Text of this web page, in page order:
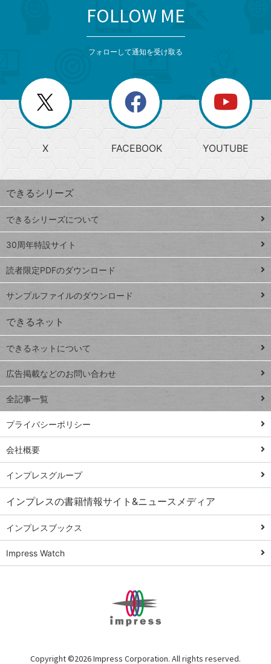
じ
る
search
検
索
上
昇
ワ
ー
ド
Google
スプレ
ッドシ
ート
iPhone
VLOOKUP
close
閉じ
る
閉
じ
る
ー
か
ら
探
す
ト
ッ
プ
ペ
ジ
連載
Excel Q&A
トイアンナ流仕
事術
PowerAutomate
ではじめる業務
の完全自動化
AI議事録作成術
Windows 11
Q&A
Teams踏み込み
活用術
Excel講師の仕事
術
俺のメルカリ
FOLLOW ME
フォローして通知を受け取る
X FACEBOOK YOUTUBE
できるシリーズ
できるシリーズについて
30周年特設サイト
読者限定PDFのダウンロード
サンプルファイルのダウンロード
できるネット
できるネットについて
広告掲載などのお問い合わせ
全記事一覧
プライバシーポリシー
会社概要
インプレスグループ
インプレスの書籍情報サイト&ニュースメディア
インプレスブックス
Impress Watch
Copyright ©2026 Impress Corporation. All rights reserved.